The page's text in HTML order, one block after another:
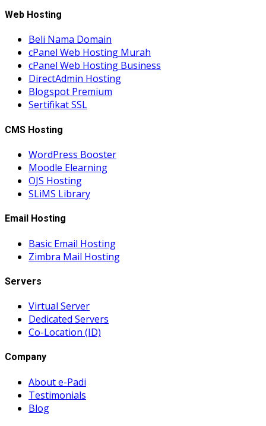
Web Hosting
Beli Nama Domain
cPanel Web Hosting Murah
cPanel Web Hosting Business
DirectAdmin Hosting
Blogspot Premium
Sertifikat SSL
CMS Hosting
WordPress Booster
Moodle Elearning
OJS Hosting
SLiMS Library
Email Hosting
Basic Email Hosting
Zimbra Mail Hosting
Servers
Virtual Server
Dedicated Servers
Co-Location (ID)
Company
About e-Padi
Testimonials
Blog